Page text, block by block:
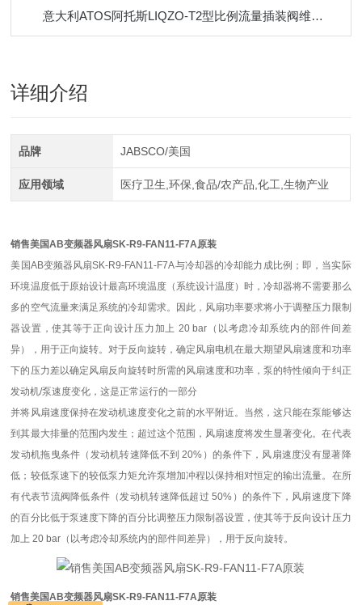
意大利ATOS阿托斯LIQZO-T2型比例流量插装阀维修保养
详细介绍
品牌 JABSCO/美国
应用领域 医疗卫生,环保,食品/农产品,化工,生物产业
销售美国AB变频器风扇SK-R9-FAN11-F7A原装
美国AB变频器风扇SK-R9-FAN11-F7A与冷却器的冷却能力成比例；即，当实际
环境温度低于原始设计最高环境温度（系统设计温度）时，冷却器将不需要那么
多的空气流量来满足系统的冷却需求。因此，风扇功率要求将小于调整压力限制
器设置，使其等于正向设计压力加上 20 bar（以考虑冷却系统内的部件间差
异），用于正向旋转。对于反向旋转，确定风扇电机在最大期望风扇速度和功率
下的压力差以确定风扇反向旋转时所需的风扇速度和功率，泵的特性倾向于纠正
发动机/泵速度变化，这是正常运行的一部分
并将风扇速度保持在发动机速度变化之前的水平附近。当然，这只能在泵能够达
到其最大排量的范围内发生；超过这个范围，风扇速度将发生显著变化。在代表
发动机拖曳条件（发动机转速降低不到 20%）的条件下，风扇速度没有显著降
低；较低泵速下的较低泵力矩允许泵增加冲程以保持相对恒定的输出流量。在所
有代表节流阀降低条件（发动机转速降低超过 50%）的条件下，风扇速度下降
的百分比低于泵速度下降的百分比调整压力限制器设置，使其等于反向设计压力
加上 20 bar（以考虑冷却系统内的部件间差异），用于反向旋转。
销售美国AB变频器风扇SK-R9-FAN11-F7A原装